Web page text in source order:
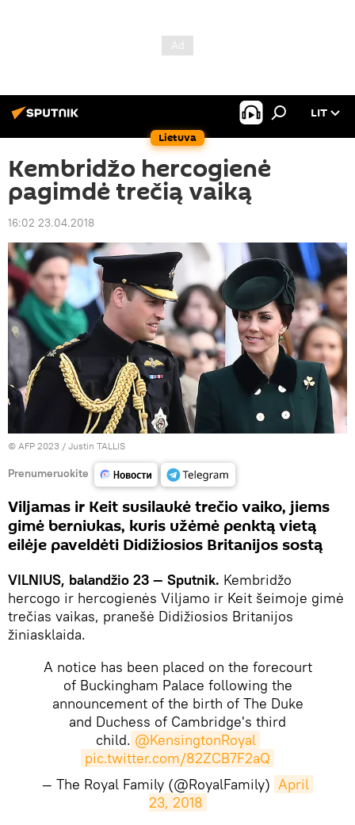
Lietuva
LIT
Kembridžo hercogienė
pagimdė trečią vaiką
16:02 23.04.2018
© AFP 2023 / Justin TALLIS
Prenumeruokite
Viljamas ir Keit susilaukė trečio vaiko, jiems
gimė berniukas, kuris užėmė penktą vietą
eilėje paveldėti Didižiosios Britanijos sostą
VILNIUS, balandžio 23 — Sputnik. Kembridžo
hercogo ir hercogienės Viljamo ir Keit šeimoje gimė
trečias vaikas, pranešė Didižiosios Britanijos
žiniasklaida.
A notice has been placed on the forecourt
of Buckingham Palace following the
announcement of the birth of The Duke
and Duchess of Cambridge's third
child. @KensingtonRoyal
pic.twitter.com/82ZCB7F2aQ
— The Royal Family (@RoyalFamily) April
23, 2018